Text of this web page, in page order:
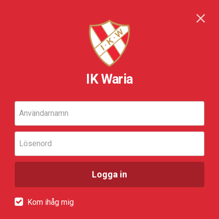
IK Waria
Användarnamn
Lösenord
Logga in
Kom ihåg mig